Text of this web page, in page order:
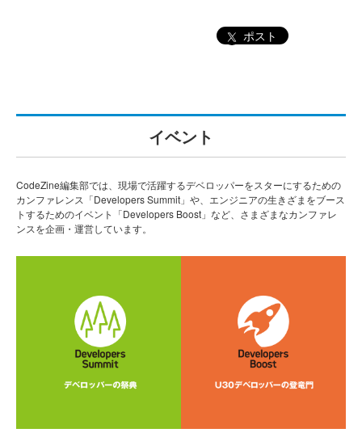
ポスト
イベント
CodeZine編集部では、現場で活躍するデベロッパーをスターにするための
カンファレンス「Developers Summit」や、エンジニアの生きざまをブース
トするためのイベント「Developers Boost」など、さまざまなカンファレ
ンスを企画・運営しています。